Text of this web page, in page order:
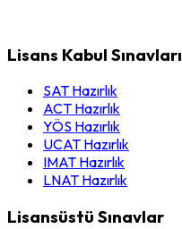
Lisans Kabul Sınavları
SAT Hazırlık
ACT Hazırlık
YÖS Hazırlık
UCAT Hazırlık
IMAT Hazırlık
LNAT Hazırlık
Lisansüstü Sınavlar